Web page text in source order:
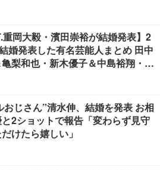
重岡大毅・濱田崇裕が結婚発表】2
婚発表した有名芸能人まとめ 田中
梨和也・新木優子＆中島裕翔・川
おじさん”清水伸、結婚を発表 お相
2ショットで報告「変わらず見守
けたら嬉しい」